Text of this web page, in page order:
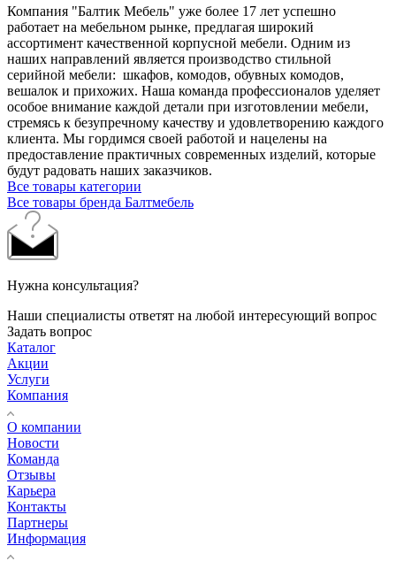
Компания "Балтик Мебель" уже более 17 лет успешно
работает на мебельном рынке, предлагая широкий
ассортимент качественной корпусной мебели. Одним из
наших направлений является производство стильной
серийной мебели: шкафов, комодов, обувных комодов,
вешалок и прихожих. Наша команда профессионалов уделяет
особое внимание каждой детали при изготовлении мебели,
стремясь к безупречному качеству и удовлетворению каждого
клиента. Мы гордимся своей работой и нацелены на
предоставление практичных современных изделий, которые
будут радовать наших заказчиков.
Все товары категории
Все товары бренда Балтмебель
Нужна консультация?
Наши специалисты ответят на любой интересующий вопрос
Задать вопрос
Каталог
Акции
Услуги
Компания
О компании
Новости
Команда
Отзывы
Карьера
Контакты
Партнеры
Информация